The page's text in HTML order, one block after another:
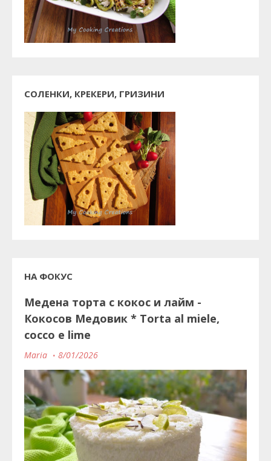
СОЛЕНКИ, КРЕКЕРИ, ГРИЗИНИ
НА ФОКУС
Медена торта с кокос и лайм -
Кокосов Медовик * Torta al miele,
cocco e lime
Maria 8/01/2026